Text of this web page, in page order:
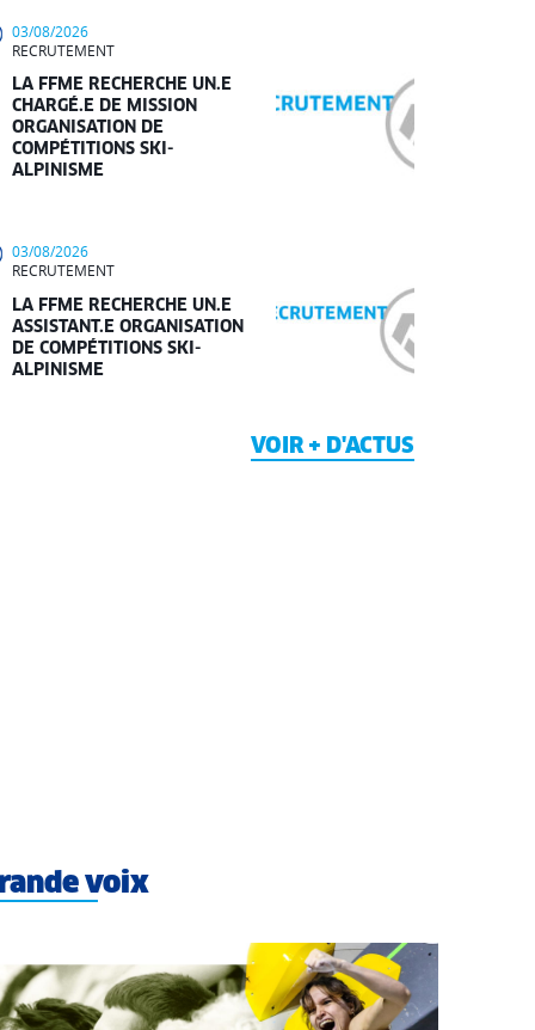
03/08/2026
RECRUTEMENT
LA FFME RECHERCHE UN.E
CHARGÉ.E DE MISSION
ORGANISATION DE
COMPÉTITIONS SKI-
ALPINISME
03/08/2026
RECRUTEMENT
LA FFME RECHERCHE UN.E
ASSISTANT.E ORGANISATION
DE COMPÉTITIONS SKI-
ALPINISME
VOIR + D'ACTUS
voix